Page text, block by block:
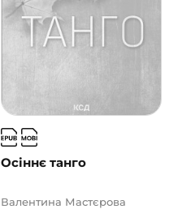
Осіннє танго
Валентина Мастєрова